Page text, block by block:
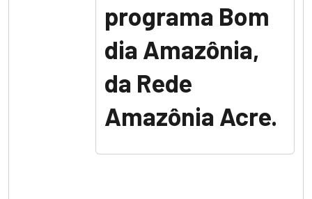
programa Bom
dia Amazônia,
da Rede
Amazônia Acre.